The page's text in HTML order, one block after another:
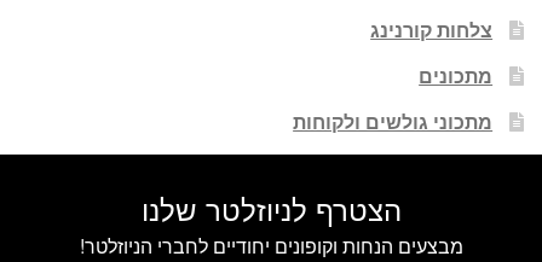
צלחות קורנינג
מתכונים
מתכוני גולשים ולקוחות
הצטרף לניוזלטר שלנו
מבצעים הנחות וקופונים יחודיים לחברי הניוזלטר!